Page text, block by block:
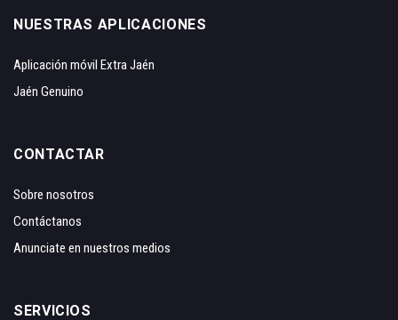
NUESTRAS APLICACIONES
Aplicación móvil Extra Jaén
Jaén Genuino
CONTACTAR
Sobre nosotros
Contáctanos
Anunciate en nuestros medios
SERVICIOS